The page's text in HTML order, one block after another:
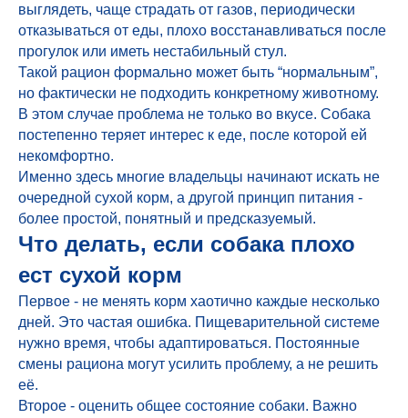
выглядеть, чаще страдать от газов, периодически
отказываться от еды, плохо восстанавливаться после
прогулок или иметь нестабильный стул.
Такой рацион формально может быть “нормальным”,
но фактически не подходить конкретному животному.
В этом случае проблема не только во вкусе. Собака
постепенно теряет интерес к еде, после которой ей
некомфортно.
Именно здесь многие владельцы начинают искать не
очередной сухой корм, а другой принцип питания -
более простой, понятный и предсказуемый.
Что делать, если собака плохо
ест сухой корм
Первое - не менять корм хаотично каждые несколько
дней. Это частая ошибка. Пищеварительной системе
нужно время, чтобы адаптироваться. Постоянные
смены рациона могут усилить проблему, а не решить
её.
Второе - оценить общее состояние собаки. Важно